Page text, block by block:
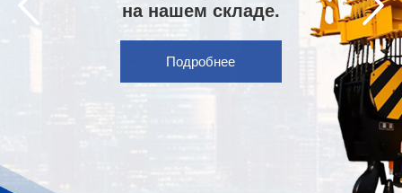
на нашем складе.
Подробнее